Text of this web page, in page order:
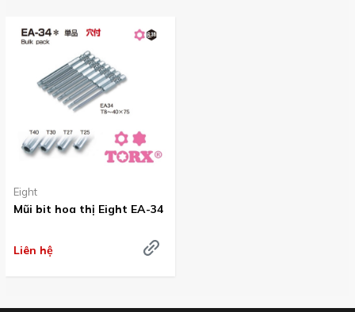
Đầu bit lục giác Eight EA-33 (rãnh bi 9,13mm) với đầu sao, được
dùng cho súng khí hay tô vít điện
Các lựa chọn cho chiều dài thông dụng: 75mm. Sản phẩm được
sản xuất tại Eight Nhật.
Eight
Mũi bit hoa thị Eight EA-34
Liên hệ